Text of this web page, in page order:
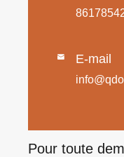
 E-mail
Pour toute